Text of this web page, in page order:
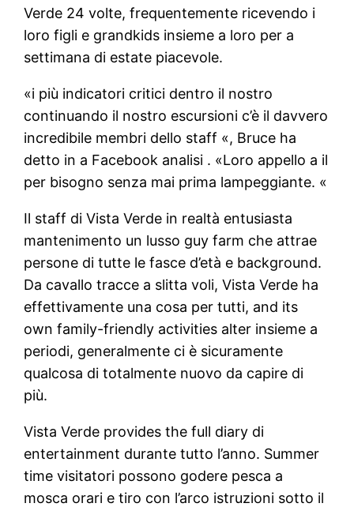
Verde 24 volte, frequentemente ricevendo i
loro figli e grandkids insieme a loro per a
settimana di estate piacevole.
«i più indicatori critici dentro il nostro
continuando il nostro escursioni c’è il davvero
incredibile membri dello staff «, Bruce ha
detto in a Facebook analisi . «Loro appello a il
per bisogno senza mai prima lampeggiante. «
Il staff di Vista Verde in realtà entusiasta
mantenimento un lusso guy farm che attrae
persone di tutte le fasce d’età e background.
Da cavallo tracce a slitta voli, Vista Verde ha
effettivamente una cosa per tutti, and its
own family-friendly activities alter insieme a
periodi, generalmente ci è sicuramente
qualcosa di totalmente nuovo da capire di
più.
Vista Verde provides the full diary di
entertainment durante tutto l’anno. Summer
time visitatori possono godere pesca a
mosca orari e tiro con l’arco istruzioni sotto il